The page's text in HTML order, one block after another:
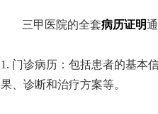
三甲医院的全套病历证明
1. 门诊病历：包括患者的基本
果、诊断和治疗方案等。